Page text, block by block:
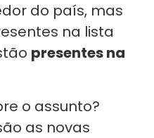
do país, mas
na lista
presentes na
o assunto?
as novas